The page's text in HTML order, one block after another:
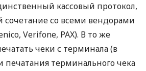
кассовый протокол,
со всеми вендорами
Verifone, PAX). В то же
чеки с терминала (в
печатания терминального чека